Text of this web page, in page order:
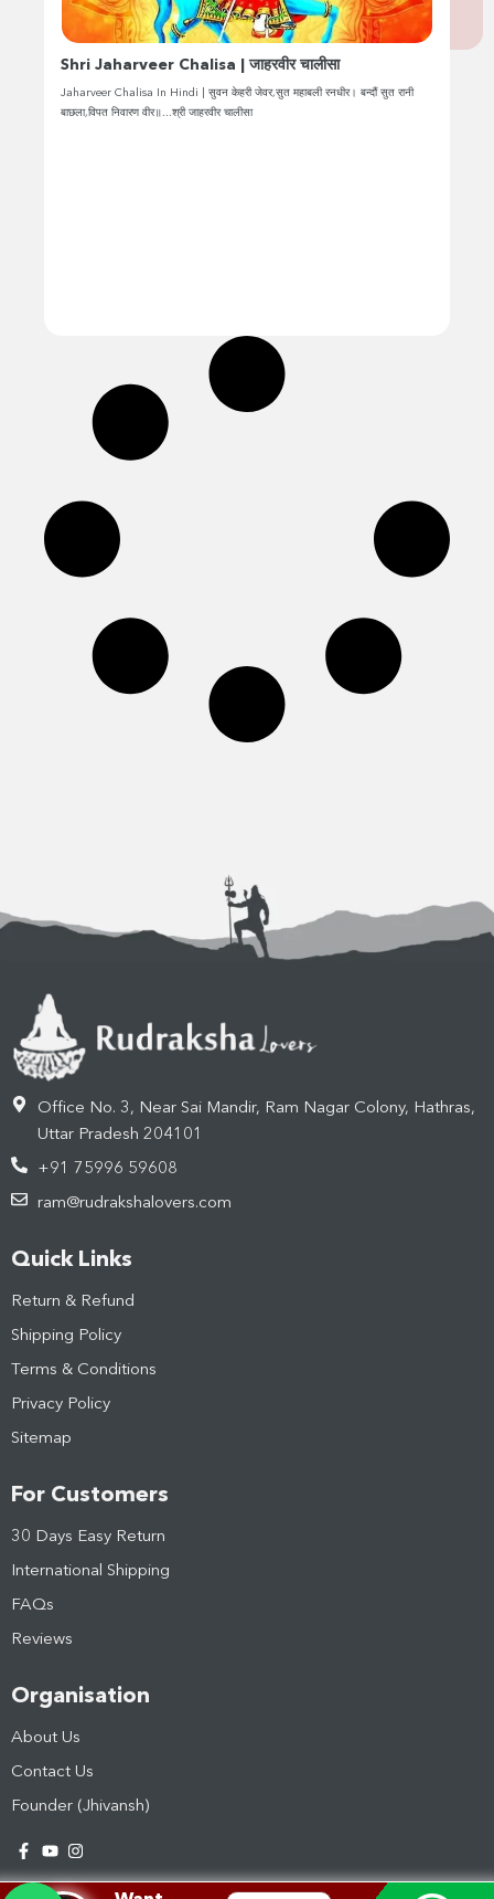
Shri Jaharveer Chalisa | जाहरवीर चालीसा
Jaharveer Chalisa In Hindi | सुवन केहरी जेवर,सुत महाबली रनधीर। बन्दौं सुत रानी
बाछला,विपत निवारण वीर॥...श्री जाहरवीर चालीसा
Office No. 3, Near Sai Mandir, Ram Nagar Colony, Hathras,
Uttar Pradesh 204101
+91 75996 59608
ram@rudrakshalovers.com
Quick Links
Return & Refund
Shipping Policy
Terms & Conditions
Privacy Policy
Sitemap
For Customers
30 Days Easy Return
International Shipping
FAQs
Reviews
Organisation
About Us
Contact Us
Founder (Jhivansh)